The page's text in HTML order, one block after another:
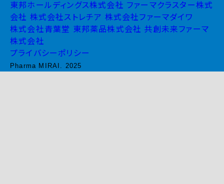
東邦ホールディングス株式会社 ファーマクラスター株式
会社 株式会社ストレチア 株式会社ファーマダイワ
株式会社青葉堂 東邦薬品株式会社 共創未来ファーマ
株式会社
プライバシーポリシー
Pharma MIRAI. 2025